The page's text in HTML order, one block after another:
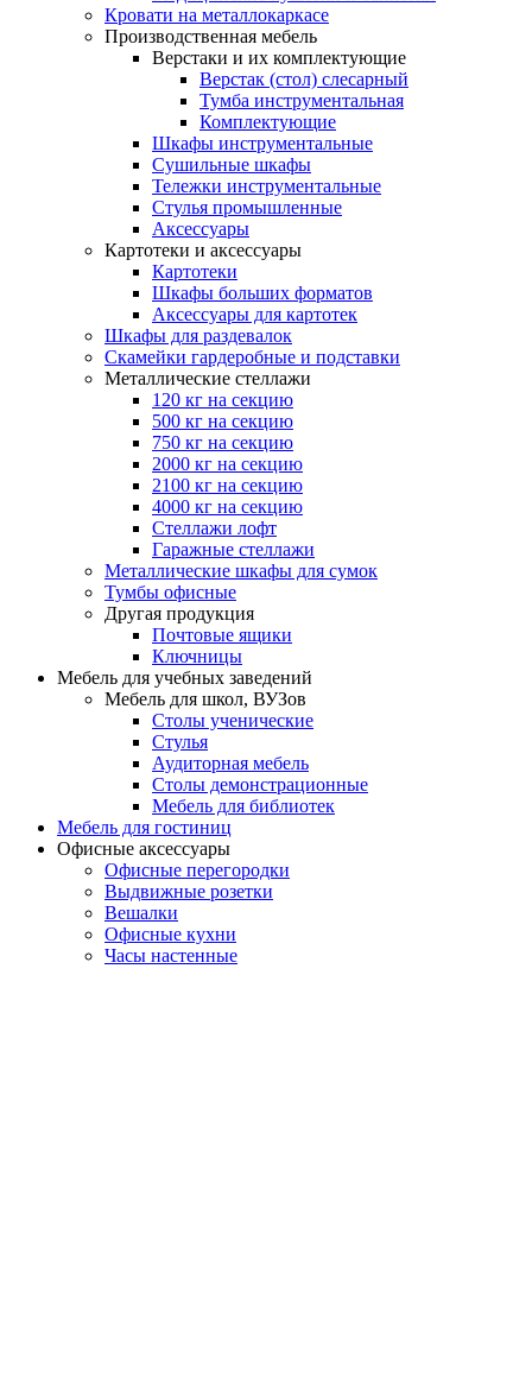
Кровати на металлокаркасе
Производственная мебель
Верстаки и их комплектующие
Верстак (стол) слесарный
Тумба инструментальная
Комплектующие
Шкафы инструментальные
Сушильные шкафы
Тележки инструментальные
Стулья промышленные
Аксессуары
Картотеки и аксессуары
Картотеки
Шкафы больших форматов
Аксессуары для картотек
Шкафы для раздевалок
Скамейки гардеробные и подставки
Металлические стеллажи
120 кг на секцию
500 кг на секцию
750 кг на секцию
2000 кг на секцию
2100 кг на секцию
4000 кг на секцию
Стеллажи лофт
Гаражные стеллажи
Металлические шкафы для сумок
Тумбы офисные
Другая продукция
Почтовые ящики
Ключницы
Мебель для учебных заведений
Мебель для школ, ВУЗов
Столы ученические
Стулья
Аудиторная мебель
Столы демонстрационные
Мебель для библиотек
Мебель для гостиниц
Офисные аксессуары
Офисные перегородки
Выдвижные розетки
Вешалки
Офисные кухни
Часы настенные